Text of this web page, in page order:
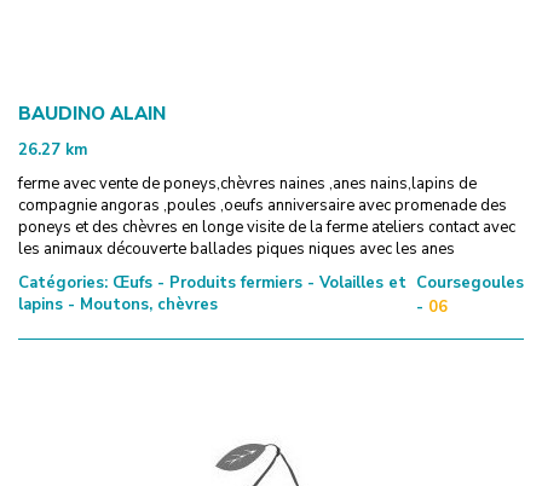
BAUDINO ALAIN
26.27 km
ferme avec vente de poneys,chèvres naines ,anes nains,lapins de
compagnie angoras ,poules ,oeufs anniversaire avec promenade des
poneys et des chèvres en longe visite de la ferme ateliers contact avec
les animaux découverte ballades piques niques avec les anes
Catégories: Œufs - Produits fermiers - Volailles et
lapins - Moutons, chèvres
Coursegoules
- 06